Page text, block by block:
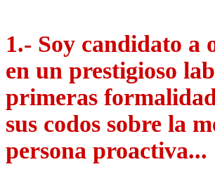
1.- Soy candidato a
en un prestigioso
primeras
sus codos sobre la
persona proactiva...